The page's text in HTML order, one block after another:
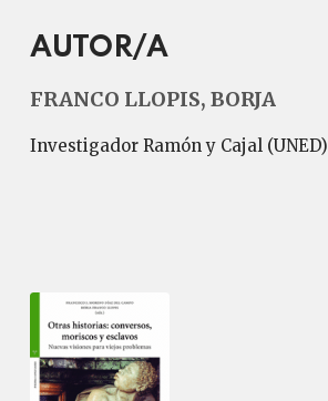
AUTOR/A
FRANCO LLOPIS, BORJA
Investigador Ramón y Cajal (UNED)